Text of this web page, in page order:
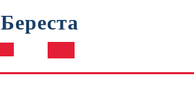
Береста
Кнопка